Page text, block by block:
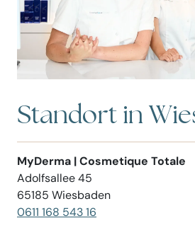
Standort in
MyDerma | Cosmetique Totale
Adolfsallee 45
65185 Wiesbaden
0611 168 543 16